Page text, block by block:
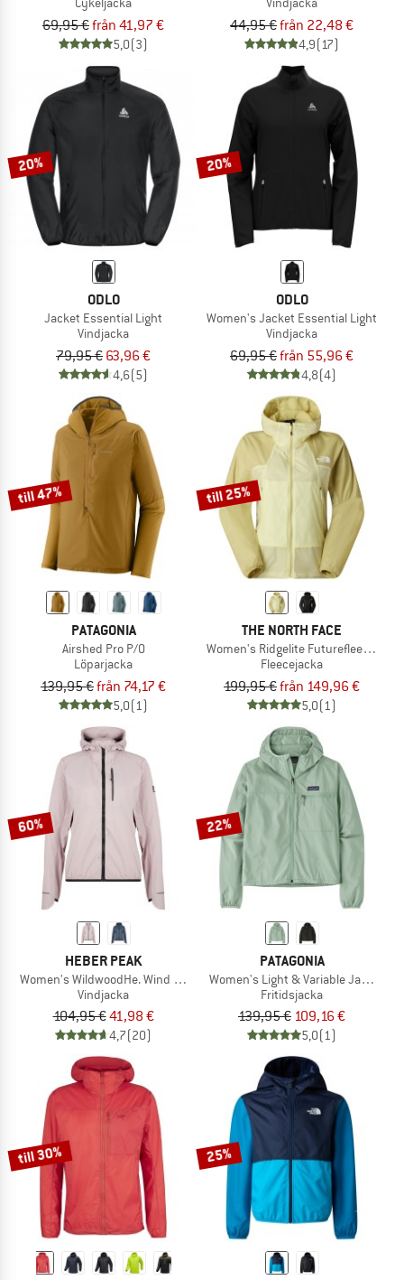
69,95 €från 41,97 €
5,0(3)
44,95 €från 22,48 €
4,9(17)
20%
ODLO
Jacket Essential Light
Vindjacka
79,95 € 63,96 €
4,6(5)
20%
ODLO
Women's Jacket Essential Light
Vindjacka
69,95 €från 55,96 €
4,8(4)
till 47%
PATAGONIA
Airshed Pro P/O
Löparjacka
139,95 €från 74,17 €
5,0(1)
till 25%
THE NORTH FACE
Women's Ridgelite Futurefleece
Fleecejacka
199,95 €från 149,96 €
5,0(1)
60%
HEBER PEAK
Women's WildwoodHe. Wind Jacket
Vindjacka
104,95 €41,98 €
4,7(20)
22%
PATAGONIA
Women's Light & Variable Jacket
Fritidsjacka
139,95 € 109,16 €
5,0(1)
till 30% 25%